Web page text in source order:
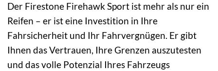
Der Firestone Firehawk Sport ist mehr als nur ein
Reifen – er ist eine Investition in Ihre
Fahrsicherheit und Ihr Fahrvergnügen. Er gibt
Ihnen das Vertrauen, Ihre Grenzen auszutesten
und das volle Potenzial Ihres Fahrzeugs